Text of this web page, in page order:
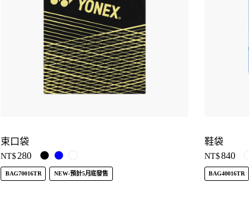
束口袋
NT$ 280
BAG70016TR NEW-預計5月底發售
鞋袋
NT$840
BAG40016TR